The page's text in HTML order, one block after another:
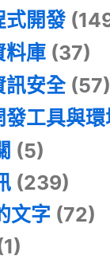
式開發
料庫(37)
訊安全(57)
發工具與環
(5)
(239)
文字 (72)